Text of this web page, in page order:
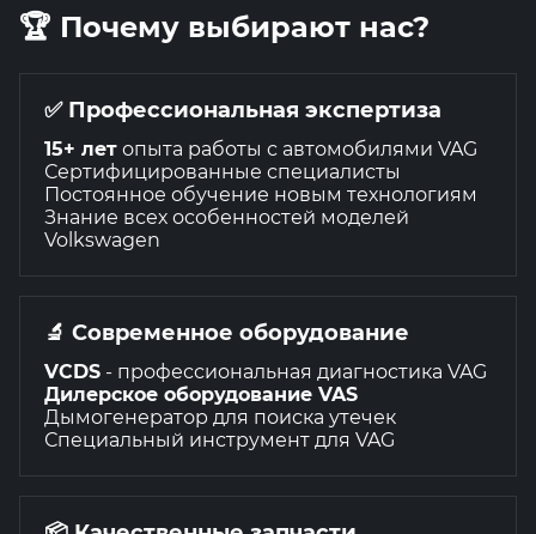
🏆 Почему выбирают нас?
✅ Профессиональная экспертиза
15+ лет опыта работы с автомобилями VAG
Сертифицированные специалисты
Постоянное обучение новым технологиям
Знание всех особенностей моделей
Volkswagen
🔬 Современное оборудование
VCDS - профессиональная диагностика VAG
Дилерское оборудование VAS
Дымогенератор для поиска утечек
Специальный инструмент для VAG